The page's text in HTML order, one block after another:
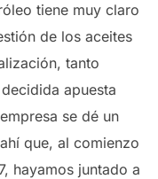
tiene muy claro
de los aceites
tanto
apuesta
se dé un
que, al comienzo
hayamos juntado a